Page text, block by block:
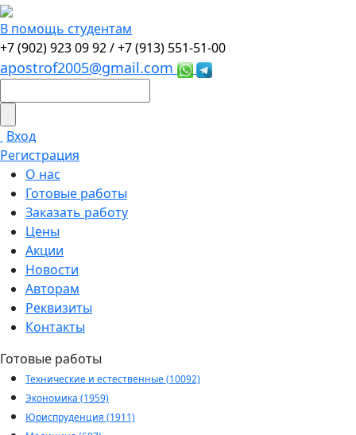
В помощь студентам
+7 (902) 923 09 92 /+7 (913) 551-51-00
apostrof2005@gmail.com
Вход
Регистрация
О нас
Готовые работы
Заказать работу
Цены
Акции
Новости
Авторам
Реквизиты
Контакты
Готовые работы
Технические и естественные (10092)
Экономика (1959)
Юриспруденция (1911)